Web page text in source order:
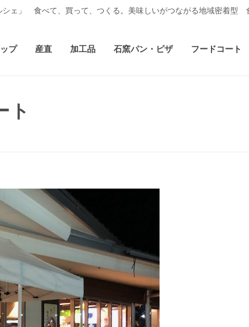
ェ」 食べて、買って、つくる。美味しいがつながる地域密着型
プ 産直 加工品 石窯パン・ピザ フードコート
ト